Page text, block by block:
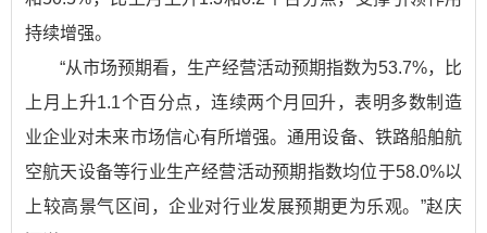
持续增强。
“从市场预期看，生产经营活动预期指数为53.7%，比
上月上升1.1个百分点，连续两个月回升，表明多数制造
业企业对未来市场信心有所增强。通用设备、铁路船舶航
空航天设备等行业生产经营活动预期指数均位于58.0%以
上较高景气区间，企业对行业发展预期更为乐观。”赵庆